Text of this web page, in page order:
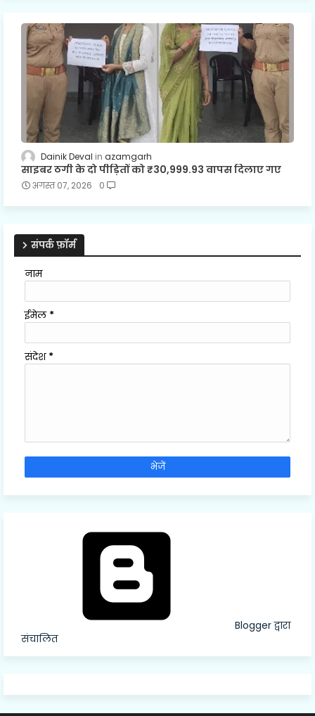
Dainik Deval azamgarh
साइबर ठगी के दो पीड़ितों को ₹30,999.93 वापस दिलाए गए
अगस्त 07, 2026 0
संपर्क फ़ॉर्म
नाम
ईमेल *
संदेश *
Blogger द्वारा
संचालित